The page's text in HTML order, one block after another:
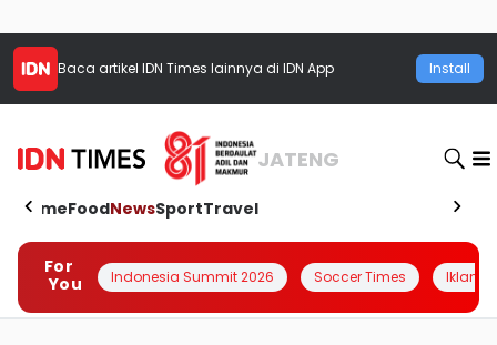
Baca artikel IDN Times lainnya di IDN App Install
JATENG
HomeFoodNewsSportTravel
For
You
Indonesia Summit 2026 Soccer Times Iklanin